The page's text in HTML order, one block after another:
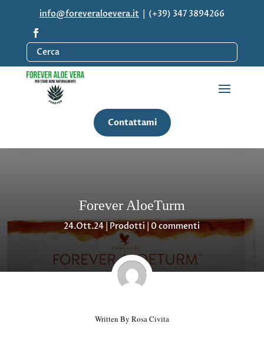
info@foreveraloevera.it | (+39) 347 3894266
Contattami
Forever AloeTurm
24.Ott.24 Prodotti 0 commenti
Written By Rosa Civita